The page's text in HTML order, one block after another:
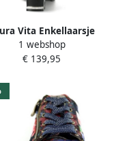
Vita Enkellaarsje
Marron Multicolour
1 webshop
€ 139,95